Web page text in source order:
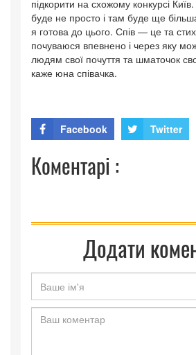
підкорити на схожому конкурсі
буде не просто і там буде ще
я готова до цього. Спів — це та
почуваюся впевнено і через яку
людям свої почуття та шматочок
каже юна співачка.
Facebook Twitter
Коментарі :
Додати